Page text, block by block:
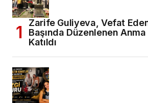
Zarife Guliyeva, Vefat
Başında Düzenlenen Anma
Katıldı